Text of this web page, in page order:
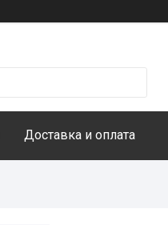
Доставка и оплата